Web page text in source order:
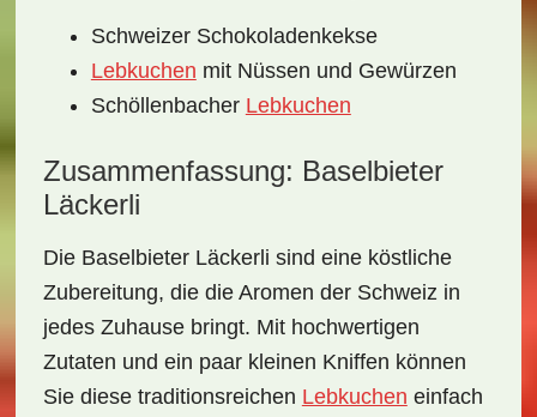
Schweizer Schokoladenkekse
Lebkuchen mit Nüssen und Gewürzen
Schöllenbacher Lebkuchen
Zusammenfassung: Baselbieter
Läckerli
Die Baselbieter Läckerli sind eine köstliche
Zubereitung, die die Aromen der Schweizin
jedes Zuhause bringt. Mit hochwertigen
Zutaten und ein paar kleinen Kniffen können
Sie diese traditionsreichen Lebkuchen einfach